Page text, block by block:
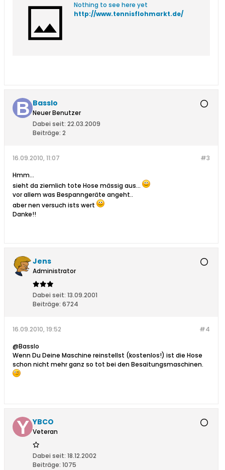
Nothing to see here yet
http://www.tennisflohmarkt.de/
Basslo
Neuer Benutzer
Dabei seit: 22.03.2009
Beiträge: 2
#3
16.09.2010, 11:07
Hmm...
sieht da ziemlich tote Hose mässig aus...
vor allem was Bespanngeräte angeht..
aber nen versuch ists wert
Danke!!
Jens
Administrator
Dabei seit: 13.09.2001
Beiträge: 6724
#4
16.09.2010, 19:52
@Basslo
Wenn Du Deine Maschine reinstellst (kostenlos!) ist die Hose
schon nicht mehr ganz so tot bei den Besaitungsmaschinen.
YBCO
Veteran
Dabei seit: 18.12.2002
Beiträge: 1075